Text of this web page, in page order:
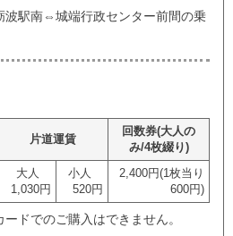
駅南⇔城端行政センター前間の乗
片道運賃
回数券(大人の
み/4枚綴り)
大人
1,030円
小人
520円
2,400円(1枚当り
600円)
ドでのご購入はできません。